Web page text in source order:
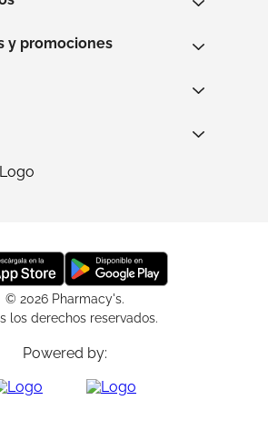
y promociones
© 2026 Pharmacy's.
los derechos reservados.
Powered by: